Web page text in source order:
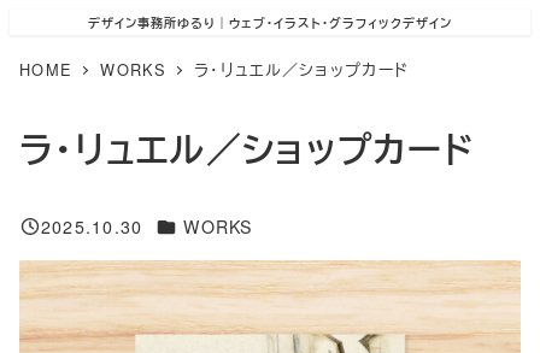
イ
コ
テ
ン
ツ
へ
デザイン事務所ゆるり｜ウェブ･イラスト･グラフィックデザイン
HOME WORKS ラ・リュエル／ショップカード
ラ・リュエル／ショップカード
投稿日
2025.10.30 カテゴリー
WORKS